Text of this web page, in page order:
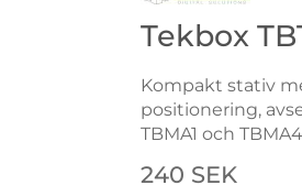
Gå till
Tekbox
Kompakt stativ
positionering,
TBMA1 och
Handla denna
pris
240 SEK